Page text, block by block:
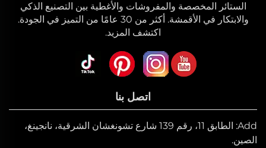
الستائر المخصصة والمفروشات والأغطية بين التصنيع الذكي
والابتكار في الأقمشة. أكثر من 30 عامًا من التميز في الجودة.
اكتشف المزيد.
اتصل بنا
Add: الطابق 11، رقم 139 شارع تشونغشان الشرقية، نانجينغ،
الصين.